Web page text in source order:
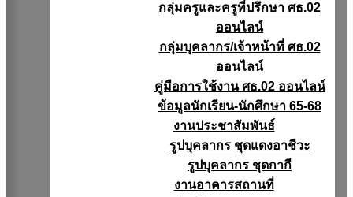
กลุ่มครูและครูที่ปรึกษา ศธ.02
ออนไลน์
กลุ่มบุคลากร/เจ้าหน้าที่ ศธ.02
ออนไลน์
คู่มือการใช้งาน ศธ.02 ออนไลน์
ข้อมูลนักเรียน-นักศึกษา 65-68
งานประชาสัมพันธ์
รูปบุคลากร ชุดแดงอาชีวะ
รูปบุคลากร ชุดกากี
งานอาคารสถานที่